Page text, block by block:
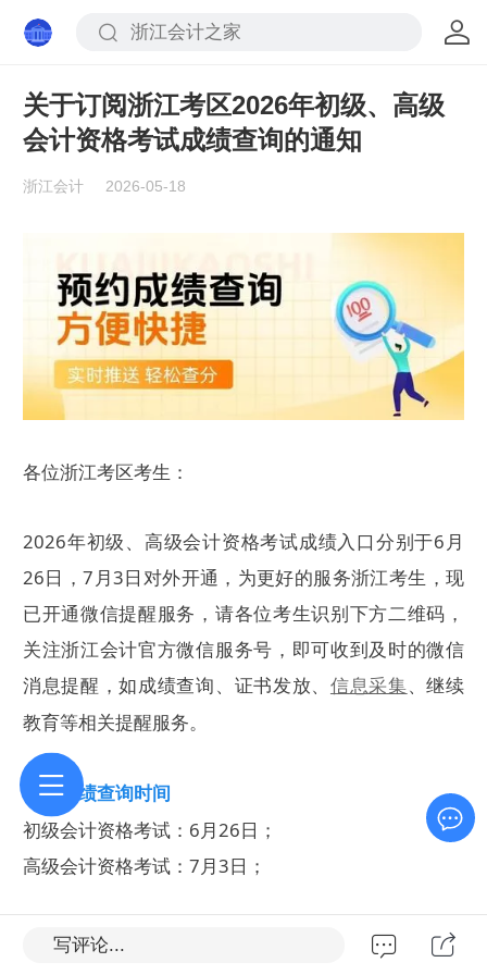
关于订阅浙江考区2026年初级、高级
会计资格考试成绩查询的通知
浙江会计 2026-05-18
各位浙江考区考生：
2026年初级、高级会计资格考试成绩入口分别于6月
26日，7月3日对外开通，为更好的服务浙江考生，现
已开通微信提醒服务，请各位考生识别下方二维码，
关注浙江会计官方微信服务号，即可收到及时的微信
消息提醒，如成绩查询、证书发放、
信息采集、继续
教育等相关提醒服务。
一、成绩查询时间
初级会计资格考试：6月26日；
高级会计资格考试：7月3日；
二、订阅成绩查询提醒
写评论...